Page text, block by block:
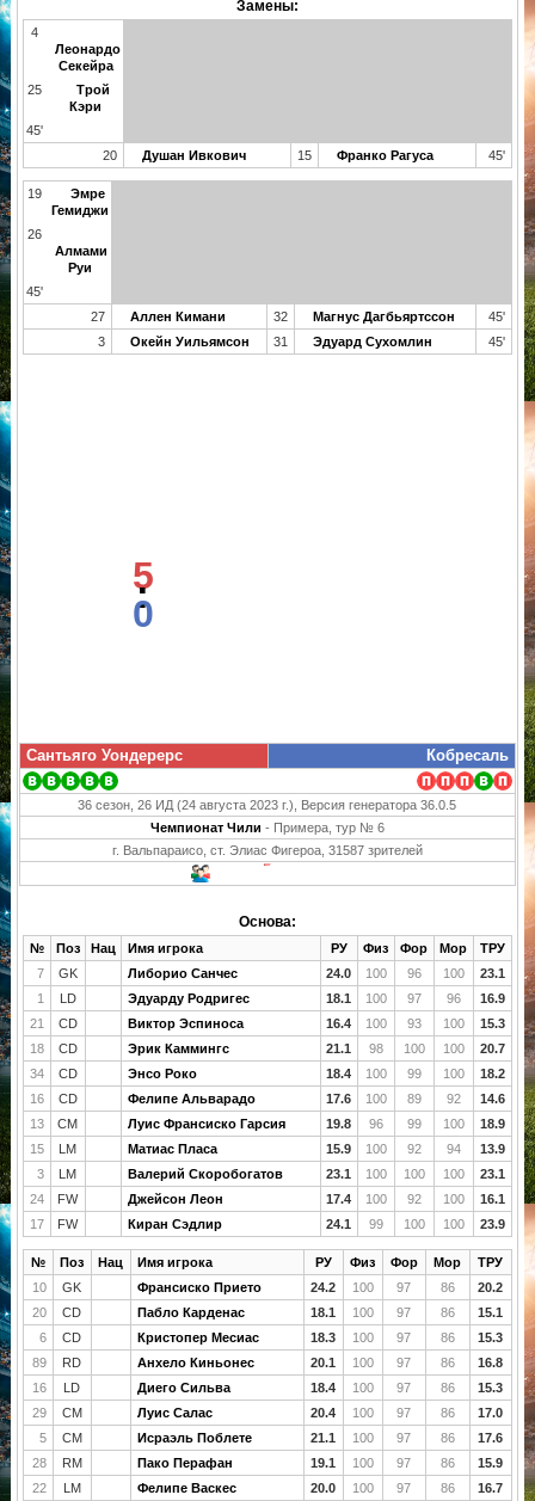
Замены:
4
Леонардо
Секейра
25
Трой
Кэри
45'
20
Душан Ивкович 15 Франко Рагуса 45'
19
Эмре
Гемиджи
26
Алмами
Руи
45'
27
Аллен Кимани 32 Магнус Дагбьяртссон
45'
3
Окейн Уильямсон 31 Эдуард Сухомлин 45'
5
:
0
Сантьяго Уондерерс Кобресаль
36 сезон, 26 ИД (24 августа 2023 г.), Версия генератора 36.0.5
Чемпионат Чили - Примера, тур № 6
г. Вальпараисо, ст. Элиас Фигероа, 31587 зрителей
Основа:
№ Поз Нац Имя игрока РУ Физ Фор Мор
ТРУ
7
GK Либорио Санчес 24.0 100 96 100
23.1
1
LD Эдуарду Родригес 18.1 100 97 96
16.9
21
CD Виктор Эспиноса 16.4 100 93 100
15.3
18
CD Эрик Каммингс 21.1 98 100 100
20.7
34
CD Энсо Роко 18.4 100 99 100
18.2
16
CD Фелипе Альварадо 17.6 100 89 92
14.6
13
CM Луис Франсиско Гарсия 19.8 96 99 100
18.9
15
LM Матиас Пласа 15.9 100 92 94
13.9
3
LM Валерий Скоробогатов 23.1 100 100 100
23.1
24
FW Джейсон Леон 17.4 100 92 100
16.1
17
FW Киран Сэдлир 24.1 99 100 100 23.9
№ Поз Нац Имя игрока РУ Физ Фор Мор
ТРУ
10
GK Франсиско Прието 24.2 100 97 86
20.2
20
CD Пабло Карденас 18.1 100 97 86
15.1
6
CD Кристопер Месиас 18.3 100 97 86
15.3
89
RD Анхело Киньонес 20.1 100 97 86
16.8
16
LD Диего Сильва 18.4 100 97 86
15.3
29
CM Луис Салас 20.4 100 97 86
17.0
5
CM Исраэль Поблете 21.1 100 97 86
17.6
28
RM Пако Перафан 19.1 100 97 86
15.9
22
LM Фелипе Васкес 20.0 100 97 86
16.7